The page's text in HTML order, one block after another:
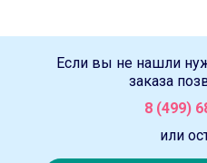
Если вы не нашли
заказа
8 (499)
или